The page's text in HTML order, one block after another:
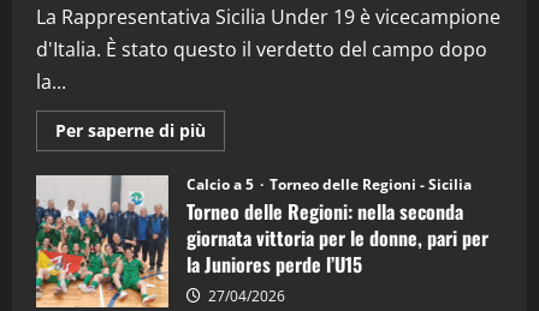
08/04/2026
La Rappresentativa Sicilia Under 19 è vicecampione
d'Italia. È stato questo il verdetto del campo dopo
la...
Per saperne di più
informazioni
Torneo
delle
Regioni
di
calcio
a
5:
la
Calcio a 5 Torneo delle Regioni - Sicilia
Torneo delle Regioni: nella seconda
giornata vittoria per le donne, pari per
la Juniores perde l’U15
27/04/2026